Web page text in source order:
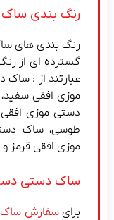
رنگ بندی ساک
رنگ بندی های
گسترده ای از
عبارتند از :
موزی افقی
دستی موزی
طوسی، ساک
موزی افقی قرمز
ساک دستی
برایسفارش ساک